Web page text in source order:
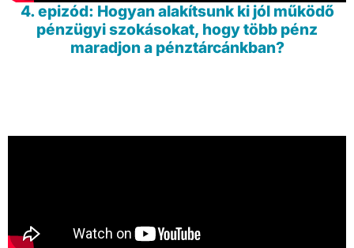
4. epizód: Hogyan alakítsunk ki jól működő
pénzügyi szokásokat, hogy több pénz
maradjon a pénztárcánkban?